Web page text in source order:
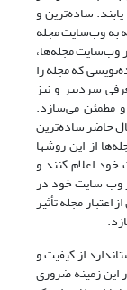
ساده‌ترین و
به وب‌سایت مجله
وب‌سایت مجله‌ها،
که مجله را
سردبیر و نیز
و مطمئن می‌سازد.
حاضر ساده‌ترین
از این روشها
اعلام کنند و
وب سایت خود در
اعتبار مجله تأثیر
از کیفیت و
این زمینه ضروری